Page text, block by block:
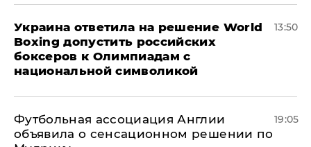
Украина ответила на решение World
Boxing допустить российских
боксеров к Олимпиадам с
национальной символикой
13:50
Футбольная ассоциация Англии
объявила о сенсационном решении по
19:05